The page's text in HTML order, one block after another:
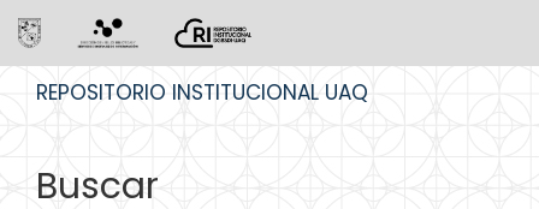
REPOSITORIO INSTITUCIONAL UAQ
Buscar